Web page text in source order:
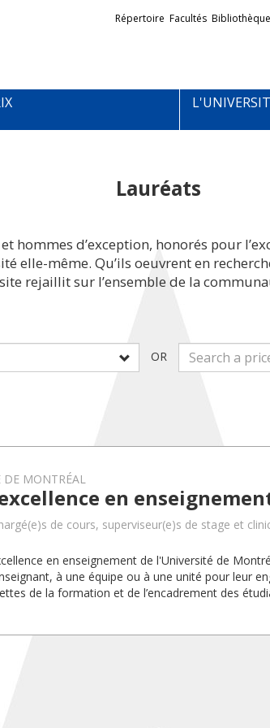
Liens
externes
Répertoire Facultés
Lauréats
hommes d’exception, honorés pour
elle-même. Qu’ils oeuvrent en
rejaillit sur l’ensemble de la
OR
DE MONTRÉAL
en
de cours, superviseur(e)s de stage et
en enseignement de l'Université de
à une équipe ou à une unité pour leur
de la formation et de l’encadrement des